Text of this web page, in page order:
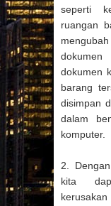
seperti
ruangan
dokumen
barang
disimpan
dalam
komputer.
2.
kita